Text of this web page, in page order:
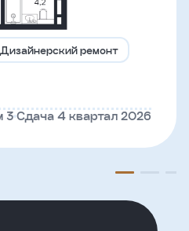
Дизайнерский ремонт
3 Сдача 4 квартал 2026